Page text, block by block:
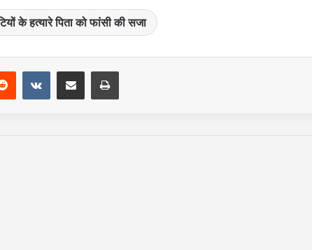
के हत्यारे पिता को फांसी की सजा